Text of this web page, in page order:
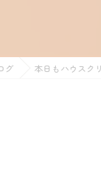
グ 本日もハウスク